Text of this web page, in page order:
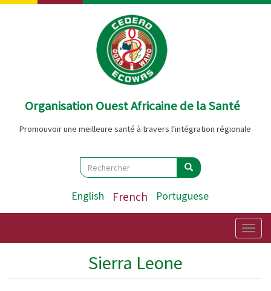
Aller
Organisation Ouest Africaine de la Santé
Promouvoir une meilleure santé à travers l'intégration régionale
Search
Rechercher Rechercher
English French Portuguese
Sierra Leone